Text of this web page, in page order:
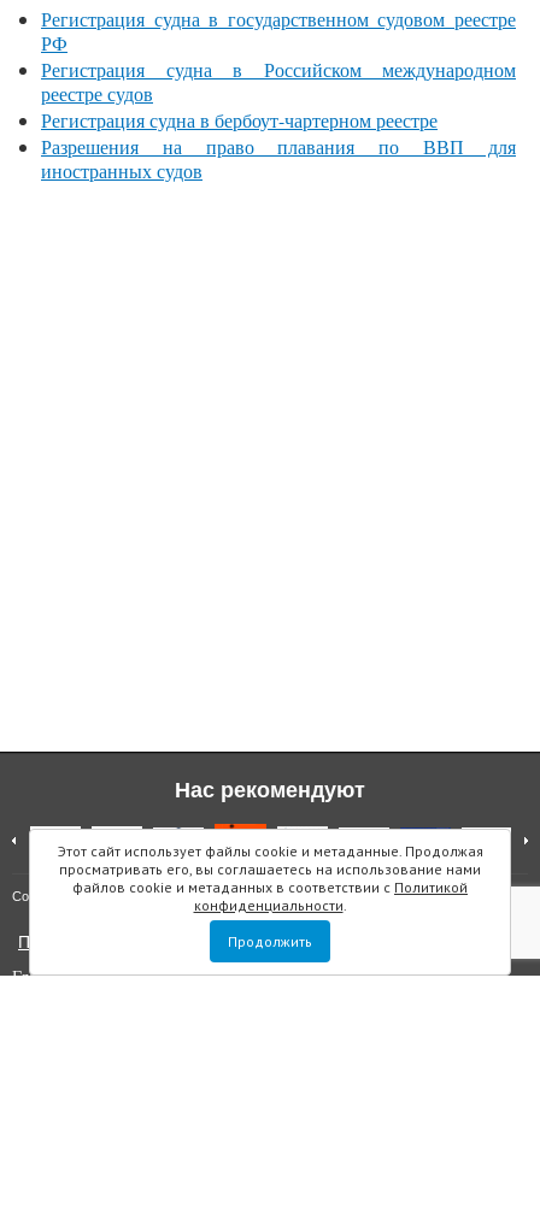
Регистрация судна в государственном судовом реестре
РФ
Регистрация судна в Российском международном
реестре судов
Регистрация судна в бербоут-чартерном реестре
Разрешения на право плавания по ВВП для
иностранных судов
Этот сайт использует файлы cookie и метаданные. Продолжая
просматривать его, вы соглашаетесь на использование нами
файлов cookie и метаданных в соответствии с Политикой
конфиденциальности.
Продолжить
Нас рекомендуют
Copyright © "Инмарин" Карта сайта
Политика конфиденциальности
Главный редактор Маслова Е.О.